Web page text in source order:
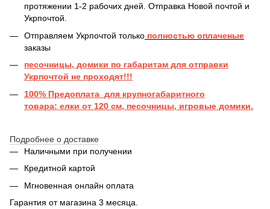
протяжении 1-2 рабочих дней. Отправка Новой почтой и
Укрпочтой.
Отправляем Укрпочтой только полностью оплаченые
заказы
песочницы, домики по габаритам для отправки
Укрпочтой не проходят!!!
100% Предоплата для крупногабаритного
товара: елки от 120 см, песочницы, игровые домики.
Подробнее о доставке
Наличными при получении
Кредитной картой
Мгновенная онлайн оплата
Гарантия от магазина 3 месяца.